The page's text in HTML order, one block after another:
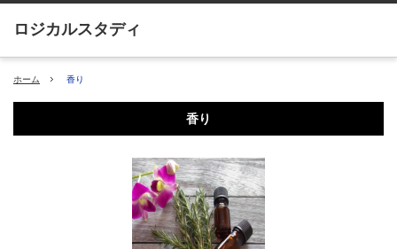
ホーム 香り
香り